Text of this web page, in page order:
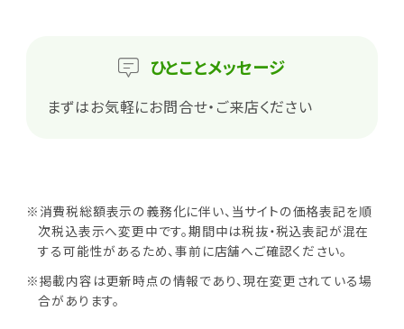
ひとことメッセージ
まずはお気軽にお問合せ・ご来店ください
※消費税総額表示の義務化に伴い、当サイトの価格表記を順
次税込表示へ変更中です。期間中は税抜・税込表記が混在
する可能性があるため、事前に店舗へご確認ください。
※掲載内容は更新時点の情報であり、現在変更されている場
合があります。